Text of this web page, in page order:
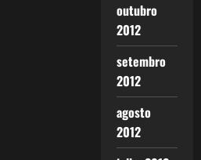
outubro
2012
setembro
2012
agosto
2012